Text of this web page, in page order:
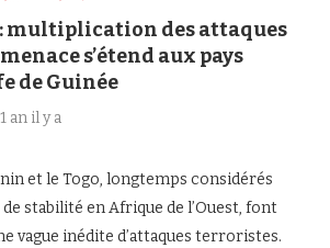
: multiplication des attaques
s’étend aux pays
de Guinée
1 an il y a
et le Togo, longtemps considérés
stabilité en Afrique de l’Ouest, font
vague inédite d’attaques terroristes.